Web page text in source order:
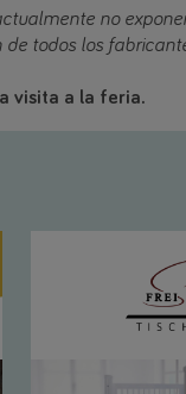
no
de todos los
visita a la feria.